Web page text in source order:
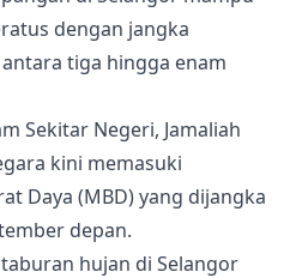
dengan jangka
tiga hingga enam
Sekitar Negeri, Jamaliah
kini memasuki
Daya (MBD) yang dijangka
depan.
hujan di Selangor